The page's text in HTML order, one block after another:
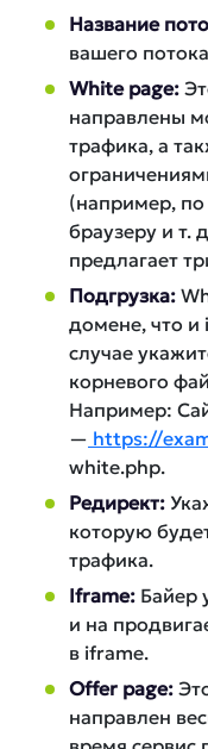
Название
вашего
White page:
направлены
трафика, а
(например, по
браузеру и т.
предлагает
Подгрузка:
домене, что и
случае
корневого
Например:
— https://
white.php.
Редирект:
которую
трафика.
Iframe: Байер
и на
в iframe.
Offer page:
направлен